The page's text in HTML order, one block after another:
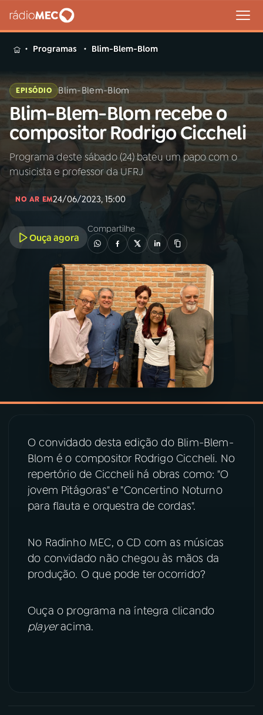
MENU
Buscar
na
Rádio
MEC
Buscar
Início AO VIVO
INÍCIO
PROGRAMAÇÃO
PROGRAMAS
PODCASTS
07ÚLTIMAS
PRÊMIO RÁDIO MEC
Facebook
Instagram
TikTok
Programas Blim-Blem-Blom
EPISÓDIO Blim-Blem-Blom
Blim-Blem-Blom recebe o
compositor Rodrigo Ciccheli
Programa deste sábado (24) bateu um papo com o
musicista e professor da UFRJ
NO AR EM24/06/2023, 15:00
Ouça agora
Compartilhe
O convidado desta edição do Blim-Blem-
Blom é o compositor Rodrigo Ciccheli. No
repertório de Ciccheli há obras como: "O
jovem Pitágoras" e "Concertino Noturno
para flauta e orquestra de cordas".
No Radinho MEC, o CD com as músicas
do convidado não chegou às mãos da
produção. O que pode ter ocorrido?
Ouça o programa na íntegra clicando
playeracima.